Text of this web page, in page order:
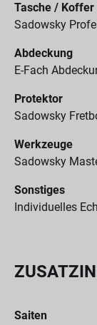
Tasche / Koffer
Sadowsky
Abdeckung
E-Fach
Protektor
Sadowsky
Werkzeuge
Sadowsky
Sonstiges
Individuelles
Saiten